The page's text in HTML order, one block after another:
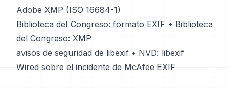
Adobe XMP (ISO 16684-1)
Biblioteca del Congreso: formato EXIF • Biblioteca
del Congreso: XMP
avisos de seguridad de libexif • NVD: libexif
Wired sobre el incidente de McAfee EXIF